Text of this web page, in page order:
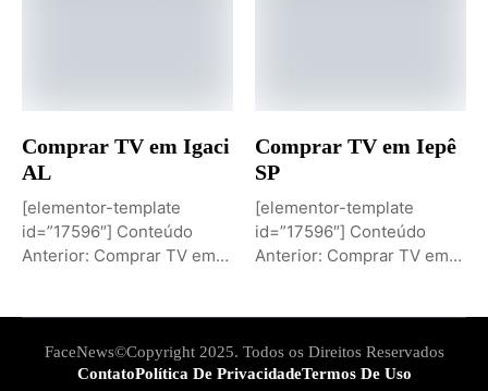
Comprar TV em Igaci
AL
[elementor-template
id=”17596″] Conteúdo
Anterior: Comprar TV em
Comprar TV em Iepê
SP
[elementor-template
id=”17596″] Conteúdo
Anterior: Comprar TV em
FaceNews©Copyright 2025. Todos os Direitos Reservados
ContatoPolítica De PrivacidadeTermos De Uso